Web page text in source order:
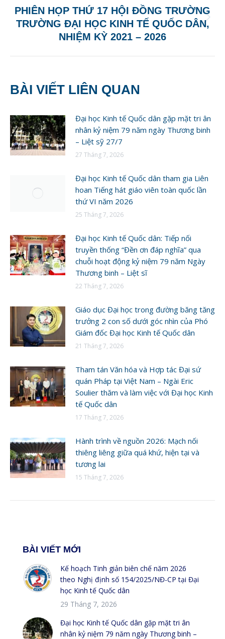
Next
post:
PHIÊN HỌP THỨ 17 HỘI ĐỒNG TRƯỜNG
TRƯỜNG ĐẠI HỌC KINH TẾ QUỐC DÂN,
NHIỆM KỲ 2021 – 2026
BÀI VIẾT LIÊN QUAN
Đại học Kinh tế Quốc dân gặp mặt tri ân
nhân kỷ niệm 79 năm ngày Thương binh
– Liệt sỹ 27/7
27 Tháng 7, 2026
Đại học Kinh tế Quốc dân tham gia Liên
hoan Tiếng hát giáo viên toàn quốc lần
thứ VI năm 2026
25 Tháng 7, 2026
Đại học Kinh tế Quốc dân: Tiếp nối
truyền thống “Đền ơn đáp nghĩa” qua
chuỗi hoạt động kỷ niệm 79 năm Ngày
Thương binh – Liệt sĩ
22 Tháng 7, 2026
Giáo dục Đại học trong đường băng tăng
trưởng 2 con số dưới góc nhìn của Phó
Giám đốc Đại học Kinh tế Quốc dân
21 Tháng 7, 2026
Tham tán Văn hóa và Hợp tác Đại sứ
quán Pháp tại Việt Nam – Ngài Eric
Soulier thăm và làm việc với Đại học Kinh
tế Quốc dân
17 Tháng 7, 2026
Hành trình về nguồn 2026: Mạch nối
thiêng liêng giữa quá khứ, hiện tại và
tương lai
15 Tháng 7, 2026
BÀI VIẾT MỚI
Kế hoạch Tinh giản biên chế năm 2026
theo Nghị định số 154/2025/NĐ-CP tại Đại
học Kinh tế Quốc dân
29 Tháng 7, 2026
Đại học Kinh tế Quốc dân gặp mặt tri ân
nhân kỷ niệm 79 năm ngày Thương binh –